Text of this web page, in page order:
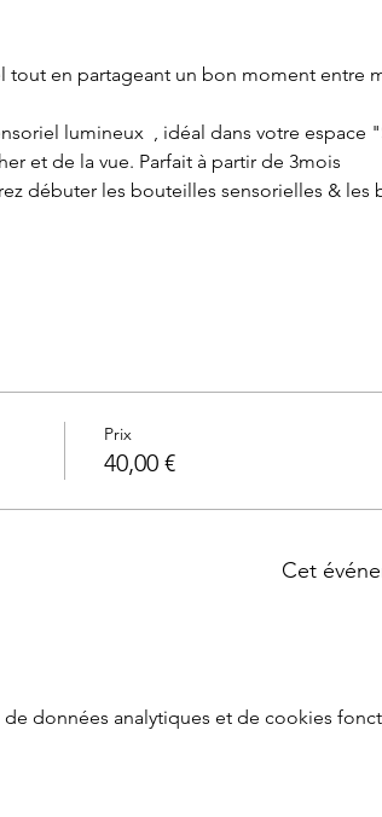
en partageant un bon moment entre
lumineux  , idéal dans votre espace
et de la vue. Parfait à partir de 3mois
débuter les bouteilles sensorielles & les
Prix
40,00 €
Cet
données analytiques et de cookies